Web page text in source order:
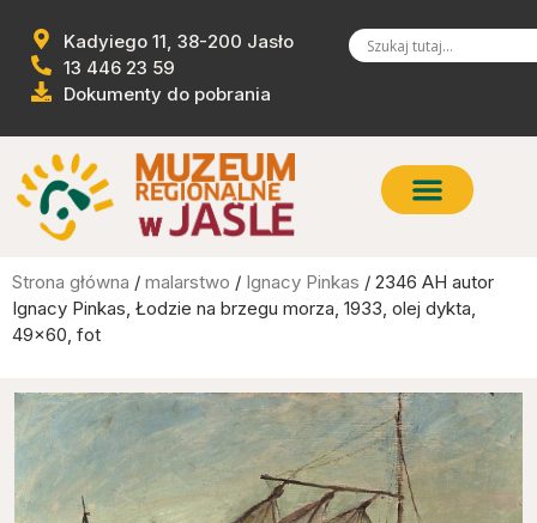
Kadyiego 11, 38-200 Jasło
13 446 23 59
Dokumenty do pobrania
Strona główna / malarstwo / Ignacy Pinkas / 2346 AH autor
Ignacy Pinkas, Łodzie na brzegu morza, 1933, olej dykta,
49×60, fot